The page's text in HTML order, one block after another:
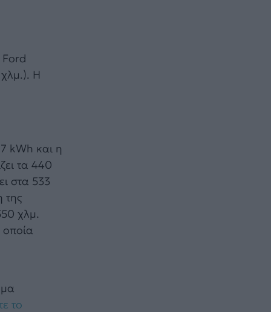
Η
kWh και η
τα 440
στα 533
της
χλμ.
το